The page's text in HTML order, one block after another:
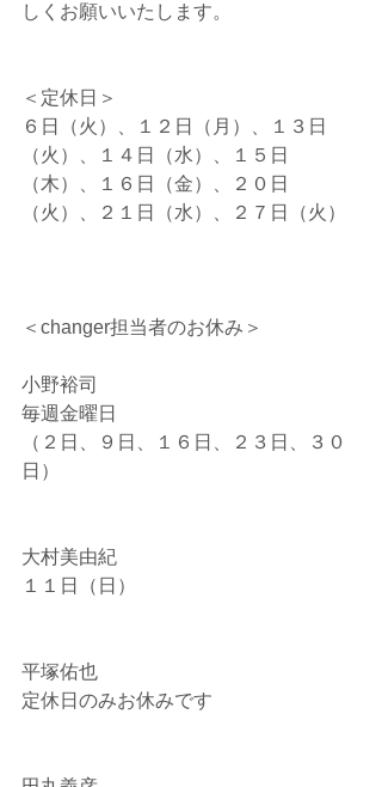
しくお願いいたします。
＜定休日＞
６日（火）、１２日（月）、１３日
（火）、１４日（水）、１５日
（木）、１６日（金）、２０日
（火）、２１日（水）、２７日（火）
＜changer担当者のお休み＞
小野裕司
毎週金曜日
（２日、９日、１６日、２３日、３０
日）
大村美由紀
１１日（日）
平塚佑也
定休日のみお休みです